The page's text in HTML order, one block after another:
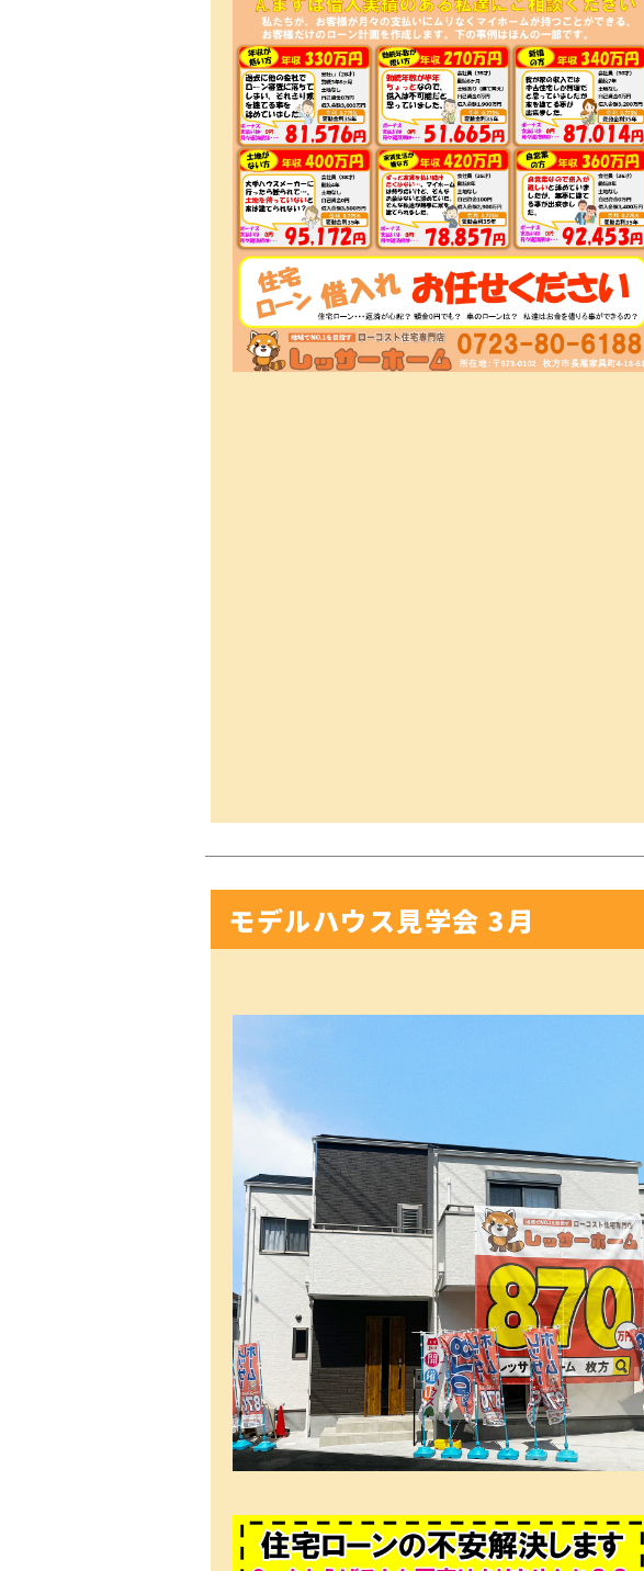
モデルハウス見学会 3月